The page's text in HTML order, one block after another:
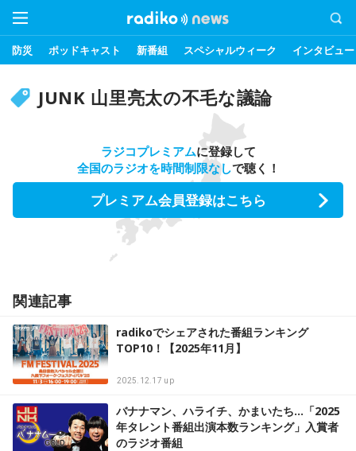
防災 ポッドキャスト 新番組 スペシャルウィーク インタビュー
JUNK 山里亮太の不毛な議論
ラジコプレミアムに登録して
全国のラジオを時間制限なしで聴く！
プレミアム会員登録はこちら
関連記事
radikoでシェアされた番組ランキング
TOP10！【2025年11月】
2025.12.17 up
バナナマン、ハライチ、かまいたち…「2025
年タレント番組出演本数ランキング」入賞者
のラジオ番組